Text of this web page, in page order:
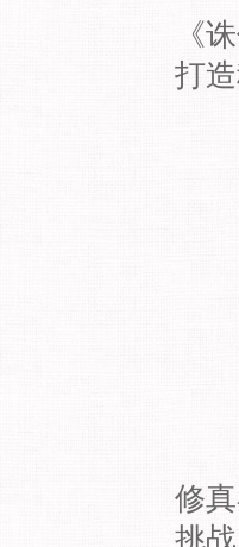
《
打
修
挑